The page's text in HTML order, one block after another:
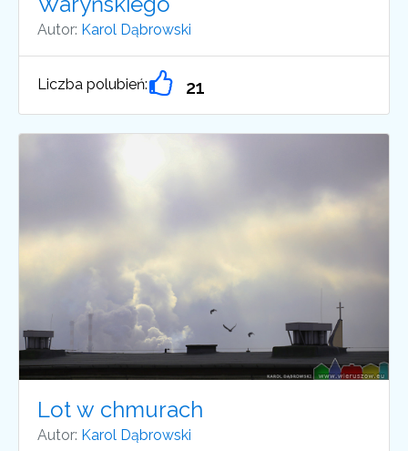
Autor: Karol Dąbrowski
Liczba polubień: 21
Lot w chmurach
Autor: Karol Dąbrowski